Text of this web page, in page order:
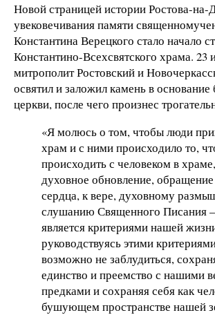
Новой страницей истории Ростова-на-
увековечивания памяти
Константина Верецкого стало начало
Константино-Всехсвятского храма. 23
митрополит Ростовский и
освятил и заложил камень в
церкви, после чего произнес
«Я молюсь о том, чтобы люди
храм и с ними происходило то,
происходить с человеком в
духовное обновление, обращение
сердца, к вере, духовному
слушанию Священного Писания –
является критериями нашей
руководствуясь этими
возможно не заблудиться,
единство и преемство с нашими
предками и сохраняя себя как
бушующем пространстве нашей